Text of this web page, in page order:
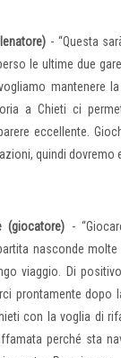
- “Questa
le ultime due
mantenere
a Chieti ci
eccellente.
quindi dovremo
(giocatore) -
nasconde
viaggio. Di
prontamente dopo
con la voglia di
perché sta